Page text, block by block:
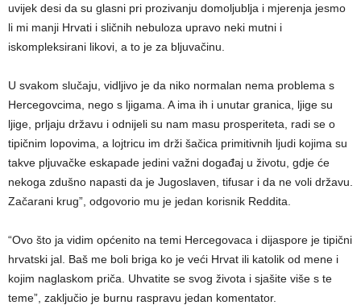
uvijek desi da su glasni pri prozivanju domoljublja i mjerenja jesmo
li mi manji Hrvati i sličnih nebuloza upravo neki mutni i
iskompleksirani likovi, a to je za bljuvačinu.
U svakom slučaju, vidljivo je da niko normalan nema problema s
Hercegovcima, nego s ljigama. A ima ih i unutar granica, ljige su
ljige, prljaju državu i odnijeli su nam masu prosperiteta, radi se o
tipičnim lopovima, a lojtricu im drži šačica primitivnih ljudi kojima su
takve pljuvačke eskapade jedini važni događaj u životu, gdje će
nekoga zdušno napasti da je Jugoslaven, tifusar i da ne voli državu.
Začarani krug”, odgovorio mu je jedan korisnik Reddita.
“Ovo što ja vidim općenito na temi Hercegovaca i dijaspore je tipični
hrvatski jal. Baš me boli briga ko je veći Hrvat ili katolik od mene i
kojim naglaskom priča. Uhvatite se svog života i sjašite više s te
teme”, zaključio je burnu raspravu jedan komentator.